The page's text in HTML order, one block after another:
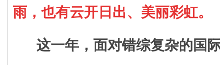
雨，也有云开日出、美丽彩虹。
这一年，面对错综复杂的国